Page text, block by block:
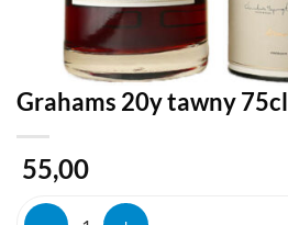
Grahams 20y tawny 75cl
55,00
Grahams 20y tawny 75cl aantal